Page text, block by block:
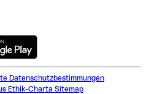
Datenschutzbestimmungen
Ethik-Charta Sitemap